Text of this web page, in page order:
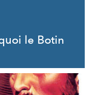
le Botin